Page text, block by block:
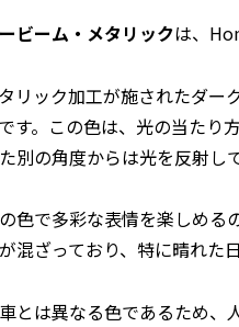
ビーム・メタリックは、
リック加工が施されたダー
す。この色は、光の当たり
別の角度からは光を反射し
色で多彩な表情を楽しめ
混ざっており、特に晴れた
とは異なる色であるため